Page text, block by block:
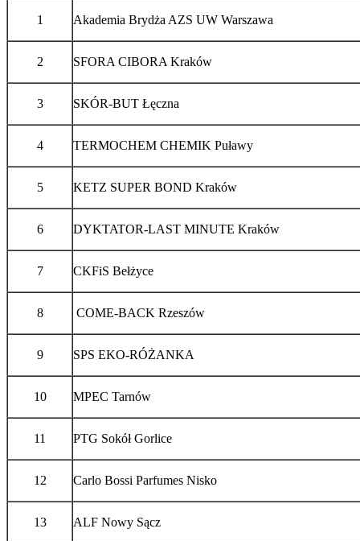
1 Akademia Brydża AZS UW Warszawa
2 SFORA CIBORA Kraków
3 SKÓR-BUT Łęczna
4 TERMOCHEM CHEMIK Puławy
5 KETZ SUPER BOND Kraków
6 DYKTATOR-LAST MINUTE Kraków
7 CKFiS Bełżyce
8 COME-BACK Rzeszów
9 SPS EKO-RÓŻANKA
10 MPEC Tarnów
11 PTG Sokół Gorlice
12 Carlo Bossi Parfumes Nisko
13 ALF Nowy Sącz